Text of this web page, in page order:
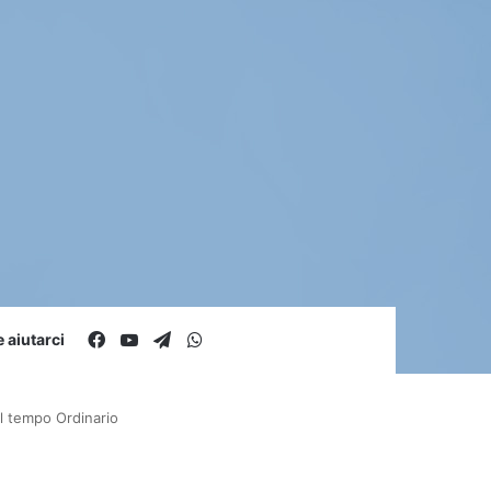
aiutarci Facebook
You TubeTelegram
tempo Ordinario